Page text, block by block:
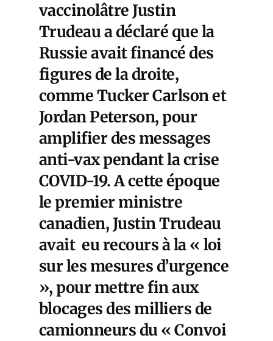
vaccinolâtre Justin
Trudeau a déclaré que la
Russie avait financé des
figures de la droite,
comme Tucker Carlson et
Jordan Peterson,pour
amplifier des messages
anti-vax pendant la crise
COVID-19.A cette époque
le premier ministre
canadien, Justin Trudeau
avait eu recours à la « loi
sur les mesures d’urgence
», pour mettre fin aux
blocages des milliers de
camionneurs du « Convoi